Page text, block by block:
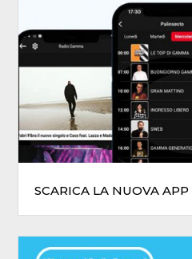
SCARICA LA NUOVA APP